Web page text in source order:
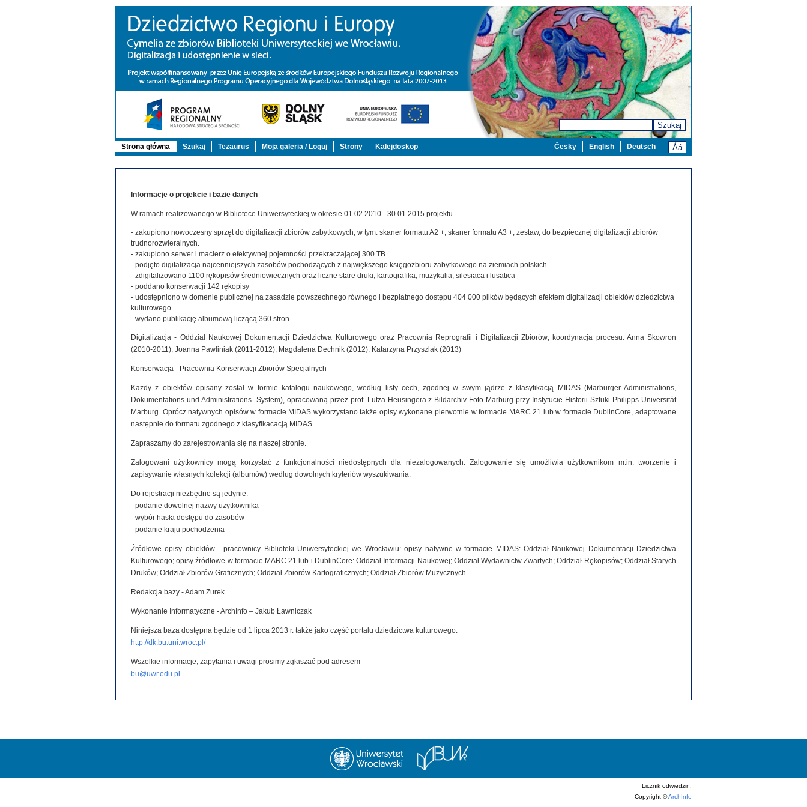
Szukaj
Strona główna Szukaj Tezaurus Moja galeria / Loguj Strony Kalejdoskop Deutsch
English
Česky
Informacje o projekcie i bazie danych
W ramach realizowanego w Bibliotece Uniwersyteckiej w okresie 01.02.2010 - 30.01.2015 projektu
- zakupiono nowoczesny sprzęt do digitalizacji zbiorów zabytkowych, w tym: skaner formatu A2 +, skaner formatu A3 +, zestaw, do bezpiecznej digitalizacji zbiorów
trudnorozwieralnych.
- zakupiono serwer i macierz o efektywnej pojemności przekraczającej 300 TB
- podjęto digitalizacja najcenniejszych zasobów pochodzących z największego księgozbioru zabytkowego na ziemiach polskich
- zdigitalizowano 1100 rękopisów średniowiecznych oraz liczne stare druki, kartografika, muzykalia, silesiaca i lusatica
- poddano konserwacji 142 rękopisy
- udostępniono w domenie publicznej na zasadzie powszechnego równego i bezpłatnego dostępu 404 000 plików będących efektem digitalizacji obiektów dziedzictwa
kulturowego
- wydano publikację albumową liczącą 360 stron
Digitalizacja - Oddział Naukowej Dokumentacji Dziedzictwa Kulturowego oraz Pracownia Reprografii i Digitalizacji Zbiorów; koordynacja procesu: Anna Skowron
(2010-2011), Joanna Pawliniak (2011-2012), Magdalena Dechnik (2012); Katarzyna Przyszlak (2013)
Konserwacja - Pracownia Konserwacji Zbiorów Specjalnych
Każdy z obiektów opisany został w formie katalogu naukowego, według listy cech, zgodnej w swym jądrze z klasyfikacją MIDAS (Marburger Administrations,
Dokumentations und Administrations- System), opracowaną przez prof. Lutza Heusingera z Bildarchiv Foto Marburg przy Instytucie Historii Sztuki Philipps-Universität
Marburg. Oprócz natywnych opisów w formacie MIDAS wykorzystano także opisy wykonane pierwotnie w formacie MARC 21 lub w formacie DublinCore, adaptowane
następnie do formatu zgodnego z klasyfikacacją MIDAS.
Zapraszamy do zarejestrowania się na naszej stronie.
Zalogowani użytkownicy mogą korzystać z funkcjonalności niedostępnych dla niezalogowanych. Zalogowanie się umożliwia użytkownikom m.in. tworzenie i
zapisywanie własnych kolekcji (albumów) według dowolnych kryteriów wyszukiwania.
Do rejestracji niezbędne są jedynie:
- podanie dowolnej nazwy użytkownika
- wybór hasła dostępu do zasobów
- podanie kraju pochodzenia
Źródłowe opisy obiektów - pracownicy Biblioteki Uniwersyteckiej we Wrocławiu: opisy natywne w formacie MIDAS: Oddział Naukowej Dokumentacji Dziedzictwa
Kulturowego; opisy źródłowe w formacie MARC 21 lub i DublinCore: Oddział Informacji Naukowej; Oddział Wydawnictw Zwartych; Oddział Rękopisów; Oddział Starych
Druków; Oddział Zbiorów Graficznych; Oddział Zbiorów Kartograficznych; Oddział Zbiorów Muzycznych
Redakcja bazy - Adam Żurek
Wykonanie Informatyczne - ArchInfo – Jakub Ławniczak
Niniejsza baza dostępna będzie od 1 lipca 2013 r. także jako część portalu dziedzictwa kulturowego:
http://dk.bu.uni.wroc.pl/
Wszelkie informacje, zapytania i uwagi prosimy zgłaszać pod adresem
bu@uwr.edu.pl
Licznik odwiedzin:
Copyright ©ArchInfo